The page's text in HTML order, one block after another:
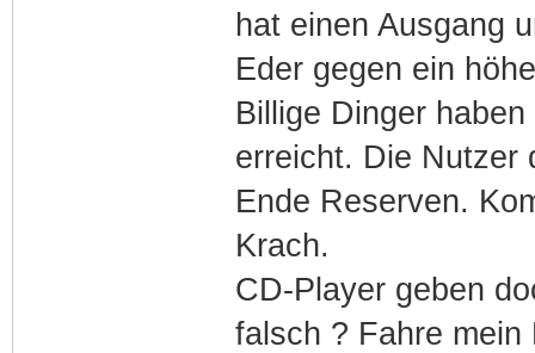
hat einen Ausgang
Eder gegen ein
Billige Dinger
erreicht. Die Nutzer
Ende Reserven.
Krach.
CD-Player geben
falsch ? Fahre mein